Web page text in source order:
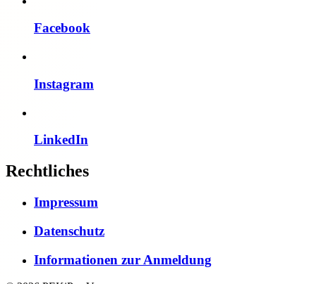
Facebook
Instagram
LinkedIn
Rechtliches
Impressum
Datenschutz
Informationen zur Anmeldung